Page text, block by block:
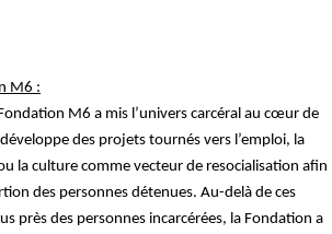
M6 :
M6 a mis l’univers carcéral au cœur de
des projets tournés vers l’emploi, la
la culture comme vecteur de resocialisation afin
des personnes détenues. Au-delà de ces
près des personnes incarcérées, la Fondation a